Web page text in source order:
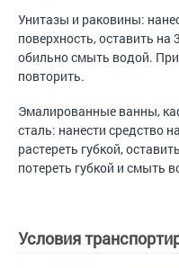
Унитазы и раковины:
поверхность, оставить на
обильно смыть водой.
повторить.
Эмалированные ванны,
сталь: нанести средство
растереть губкой,
потереть губкой и смыть
Условия